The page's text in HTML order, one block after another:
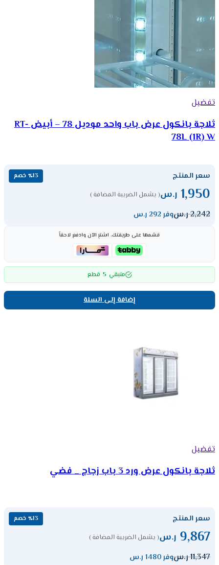
تفضيل
ثلاجة بانكول عرض باب واحد موديل 78 – أبيض RT-
78L (1R) W
سعر المنتج ٪13 خصم
1,950 ر.س( يشمل الضريبة المضافة )
2,242ر.سوفر 292 ر.س
قسّمها على طريقتك، اشترِ الآن وادفع لاحقاً
متبقي 5 قطع
إضافة إلى السلة
تفضيل
ثلاجة بانكول عرض ورد 3 باب زجاج _ فضي
سعر المنتج ٪13 خصم
9,867 ر.س( يشمل الضريبة المضافة )
11,347ر.سوفر 1480 ر.س